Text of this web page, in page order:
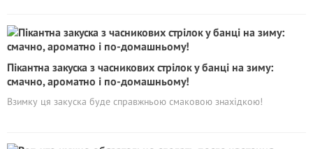
Пікантна закуска з часникових стрілок у банці на зиму:
смачно, ароматно і по-домашньому!
Взимку ця закуска буде справжньою смаковою знахідкою!